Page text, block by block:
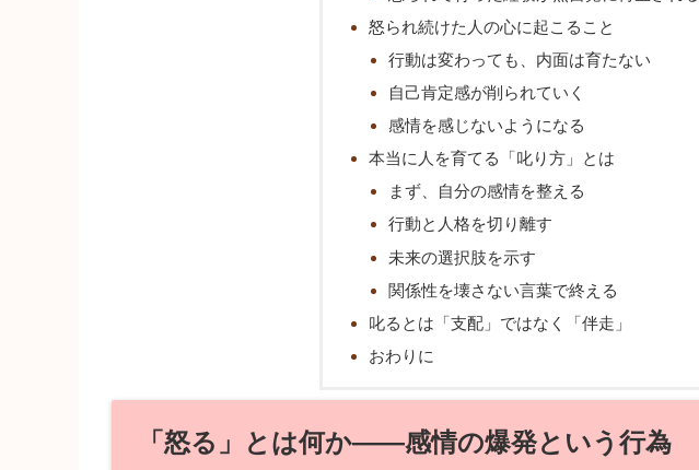
怒られ続けた人の心に起こること
行動は変わっても、内面は育たない
自己肯定感が削られていく
感情を感じないようになる
本当に人を育てる「叱り方」とは
まず、自分の感情を整える
行動と人格を切り離す
未来の選択肢を示す
関係性を壊さない言葉で終える
叱るとは「支配」ではなく「伴走」
おわりに
「怒る」とは何か――感情の爆発という行為